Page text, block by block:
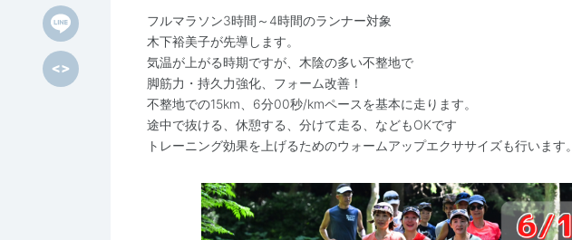
フルマラソン3時間～4時間のランナー対象
木下裕美子が先導します。
気温が上がる時期ですが、木陰の多い不整地で
脚筋力・持久力強化、フォーム改善！
不整地での15km、6分00秒/kmペースを基本に走ります。
途中で抜ける、休憩する、分けて走る、などもOKです
トレーニング効果を上げるためのウォームアップエクササイズも行います。